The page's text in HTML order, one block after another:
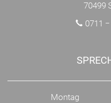
70499
0711
Montag